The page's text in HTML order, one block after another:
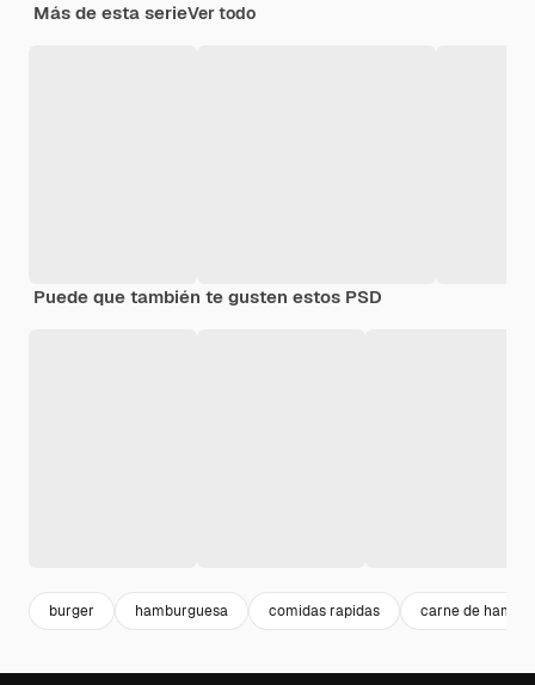
Más de esta serieVer todo
Puede que también te gusten estos PSD
burger hamburguesa comidas rapidas carne de